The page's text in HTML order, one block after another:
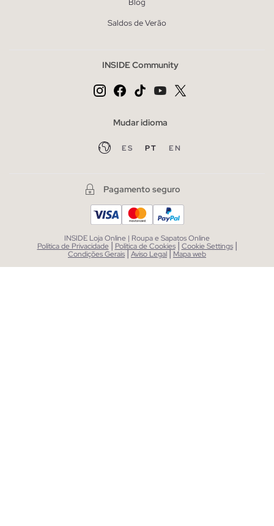
Blog
Saldos de Verão
INSIDE Community
Mudar idioma
ES PT EN
Pagamento seguro
INSIDE Loja Online | Roupa e Sapatos Online
Política de Privacidade | Política de Cookies | Cookie Settings |
Condições Gerais|Aviso Legal| Mapa web